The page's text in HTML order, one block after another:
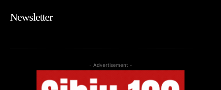
Newsletter
- Advertisement -